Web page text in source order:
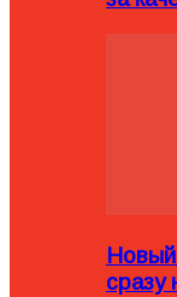
Новый
сразу